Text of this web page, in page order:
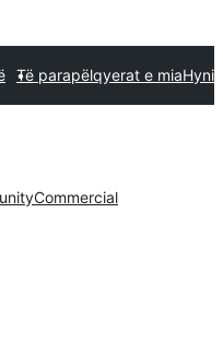
Të parapëlqyerat e miaHyni
Commercial